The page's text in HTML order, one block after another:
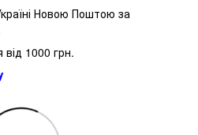
Новою Поштою за
1000 грн.